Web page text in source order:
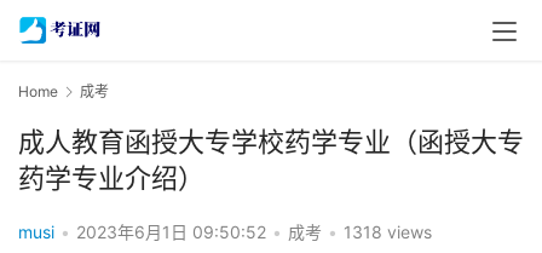
Home 成考
成人教育函授大专学校药学专业（函授大专
药学专业介绍）
musi • 2023年6月1日 09:50:52 • 成考 • 1318 views